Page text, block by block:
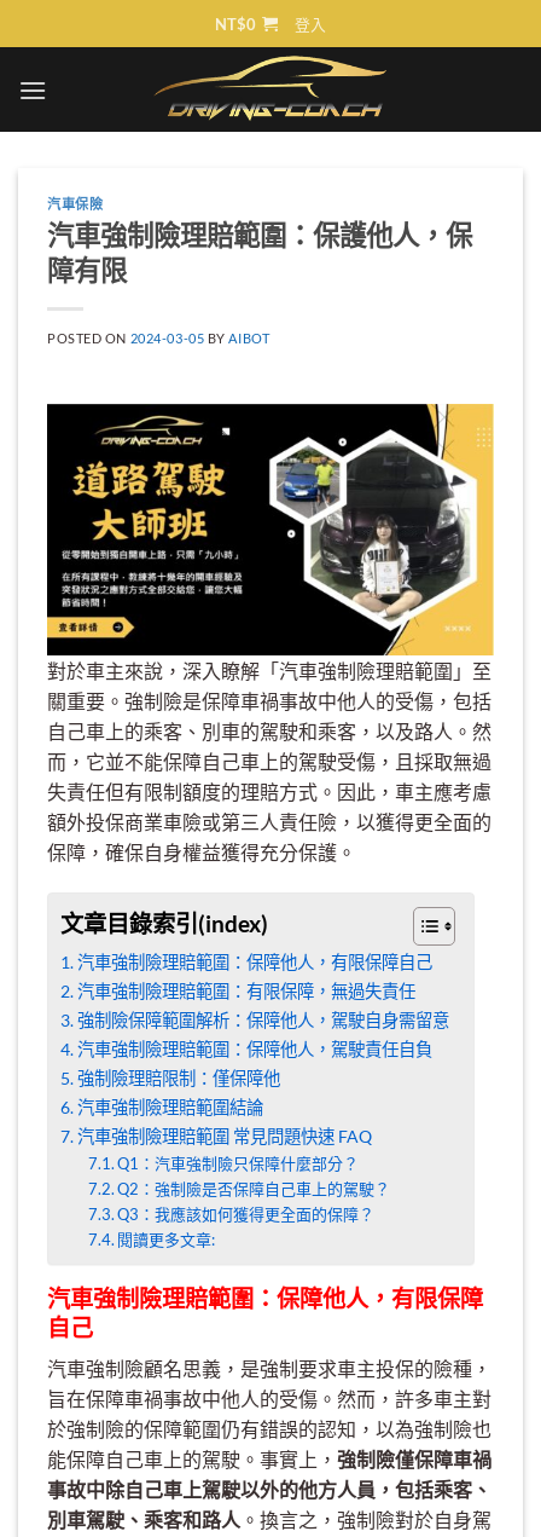
to
NT$0 登入
汽車保險
汽車強制險理賠範圍：保護他人，保
障有限
POSTED ON 2024-03-05 BY AIBOT
對於車主來說，深入瞭解「汽車強制險理賠範圍」至
關重要。強制險是保障車禍事故中他人的受傷，包括
自己車上的乘客、別車的駕駛和乘客，以及路人。然
而，它並不能保障自己車上的駕駛受傷，且採取無過
失責任但有限制額度的理賠方式。因此，車主應考慮
額外投保商業車險或第三人責任險，以獲得更全面的
保障，確保自身權益獲得充分保護。
文章目錄索引(index)
汽車強制險理賠範圍：保障他人，有限保障自己
汽車強制險理賠範圍：有限保障，無過失責任
強制險保障範圍解析：保障他人，駕駛自身需留意
汽車強制險理賠範圍：保障他人，駕駛責任自負
強制險理賠限制：僅保障他
汽車強制險理賠範圍結論
汽車強制險理賠範圍 常見問題快速 FAQ
Q1：汽車強制險只保障什麼部分？
Q2：強制險是否保障自己車上的駕駛？
Q3：我應該如何獲得更全面的保障？
閱讀更多文章:
汽車強制險理賠範圍：保障他人，有限保障
自己
汽車強制險顧名思義，是強制要求車主投保的險種，
旨在保障車禍事故中他人的受傷。然而，許多車主對
於強制險的保障範圍仍有錯誤的認知，以為強制險也
能保障自己車上的駕駛。事實上， 強制險僅保障車禍
事故中除自己車上駕駛以外的他方人員，包括乘客、
別車駕駛、乘客和路人 。換言之，強制險對於自身駕